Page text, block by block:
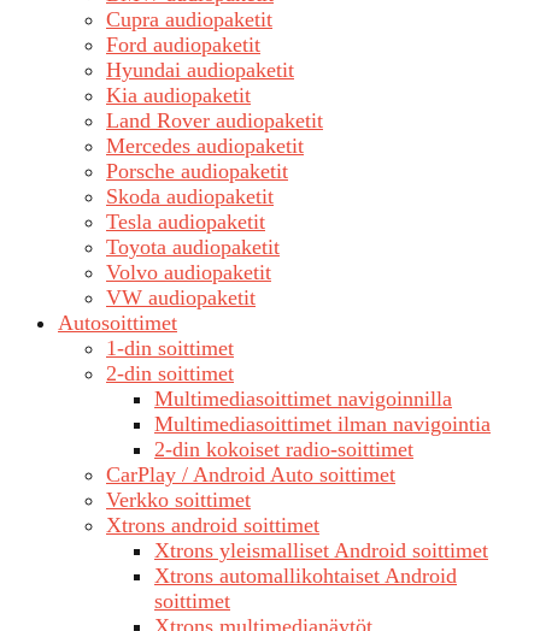
Cupra audiopaketit
Ford audiopaketit
Hyundai audiopaketit
Kia audiopaketit
Land Rover audiopaketit
Mercedes audiopaketit
Porsche audiopaketit
Skoda audiopaketit
Tesla audiopaketit
Toyota audiopaketit
Volvo audiopaketit
VW audiopaketit
Autosoittimet
1-din soittimet
2-din soittimet
Multimediasoittimet navigoinnilla
Multimediasoittimet ilman navigointia
2-din kokoiset radio-soittimet
CarPlay / Android Auto soittimet
Verkko soittimet
Xtrons android soittimet
Xtrons yleismalliset Android soittimet
Xtrons automallikohtaiset Android
soittimet
Xtrons multimedianäytöt